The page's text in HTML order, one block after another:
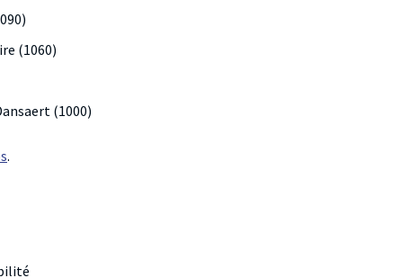
(1060)
(1000)
.